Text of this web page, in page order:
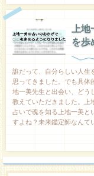
上
を歩
誰だって、自分らしい人生
思ってきました。でも具体
地一美先生と出会い、どう
教えていただきました。上
占いで魂を知る上地一美と
すよね？未来鑑定師なんて